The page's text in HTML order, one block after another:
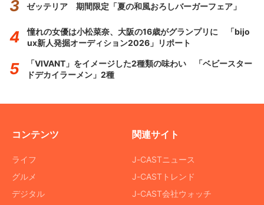
ゼッテリア 期間限定「夏の和風おろしバーガーフェア」
憧れの女優は小松菜奈、大阪の16歳がグランプリに 「bijo
ux新人発掘オーディション2026」リポート
「VIVANT」をイメージした2種類の味わい 「ベビースター
ドデカイラーメン」2種
コンテンツ
ライフ
グルメ
デジタル
関連サイト
J-CASTニュース
J-CASTトレンド
J-CAST会社ウォッチ